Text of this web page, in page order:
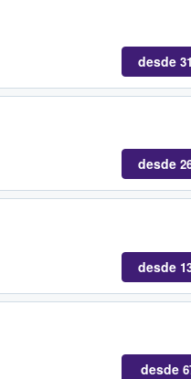
desde
desde
desde
desde